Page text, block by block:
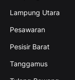
Lampung Utara
Pesawaran
Pesisir Barat
Tanggamus